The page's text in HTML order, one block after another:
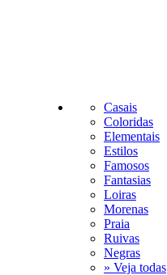
Casais
Coloridas
Elementais
Estilos
Famosos
Fantasias
Loiras
Morenas
Praia
Ruivas
Negras
» Veja todas